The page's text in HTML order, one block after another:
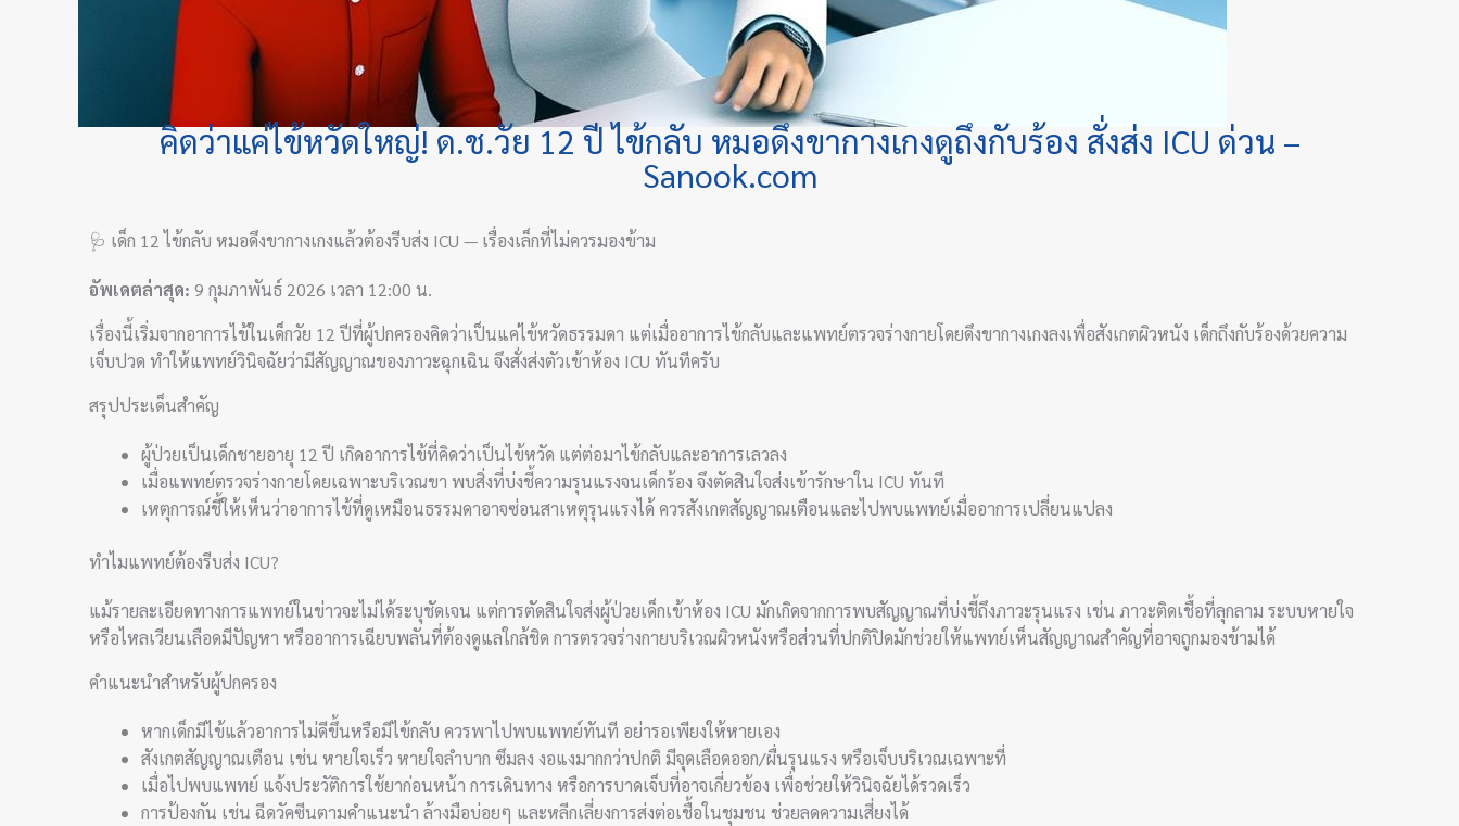
คิดว่าแค่ไข้หวัดใหญ่! ด.ช.วัย 12 ปี ไข้กลับ หมอดึงขากางเกงดูถึงกับร้อง สั่งส่ง ICU ด่วน –
Sanook.com
🩺 เด็ก 12 ไข้กลับ หมอดึงขากางเกงแล้วต้องรีบส่ง ICU — เรื่องเล็กที่ไม่ควรมองข้าม
อัพเดตล่าสุด: 9 กุมภาพันธ์ 2026 เวลา 12:00 น.
เรื่องนี้เริ่มจากอาการไข้ในเด็กวัย 12 ปีที่ผู้ปกครองคิดว่าเป็นแค่ไข้หวัดธรรมดา แต่เมื่ออาการไข้กลับและแพทย์ตรวจร่างกายโดยดึงขากางเกงลงเพื่อสังเกตผิวหนัง เด็กถึงกับร้องด้วยความ
เจ็บปวด ทำให้แพทย์วินิจฉัยว่ามีสัญญาณของภาวะฉุกเฉิน จึงสั่งส่งตัวเข้าห้อง ICU ทันทีครับ
สรุปประเด็นสำคัญ
ผู้ป่วยเป็นเด็กชายอายุ 12 ปี เกิดอาการไข้ที่คิดว่าเป็นไข้หวัด แต่ต่อมาไข้กลับและอาการเลวลง
เมื่อแพทย์ตรวจร่างกายโดยเฉพาะบริเวณขา พบสิ่งที่บ่งชี้ความรุนแรงจนเด็กร้อง จึงตัดสินใจส่งเข้ารักษาใน ICU ทันที
เหตุการณ์ชี้ให้เห็นว่าอาการไข้ที่ดูเหมือนธรรมดาอาจซ่อนสาเหตุรุนแรงได้ ควรสังเกตสัญญาณเตือนและไปพบแพทย์เมื่ออาการเปลี่ยนแปลง
ทำไมแพทย์ต้องรีบส่ง ICU?
แม้รายละเอียดทางการแพทย์ในข่าวจะไม่ได้ระบุชัดเจน แต่การตัดสินใจส่งผู้ป่วยเด็กเข้าห้อง ICU มักเกิดจากการพบสัญญาณที่บ่งชี้ถึงภาวะรุนแรง เช่น ภาวะติดเชื้อที่ลุกลาม ระบบหายใจ
หรือไหลเวียนเลือดมีปัญหา หรืออาการเฉียบพลันที่ต้องดูแลใกล้ชิด การตรวจร่างกายบริเวณผิวหนังหรือส่วนที่ปกติปิดมักช่วยให้แพทย์เห็นสัญญาณสำคัญที่อาจถูกมองข้ามได้
คำแนะนำสำหรับผู้ปกครอง
หากเด็กมีไข้แล้วอาการไม่ดีขึ้นหรือมีไข้กลับ ควรพาไปพบแพทย์ทันที อย่ารอเพียงให้หายเอง
สังเกตสัญญาณเตือน เช่น หายใจเร็ว หายใจลำบาก ซึมลง งอแงมากกว่าปกติ มีจุดเลือดออก/ผื่นรุนแรง หรือเจ็บบริเวณเฉพาะที่
เมื่อไปพบแพทย์ แจ้งประวัติการใช้ยาก่อนหน้า การเดินทาง หรือการบาดเจ็บที่อาจเกี่ยวข้อง เพื่อช่วยให้วินิจฉัยได้รวดเร็ว
การป้องกัน เช่น ฉีดวัคซีนตามคำแนะนำ ล้างมือบ่อยๆ และหลีกเลี่ยงการส่งต่อเชื้อในชุมชน ช่วยลดความเสี่ยงได้